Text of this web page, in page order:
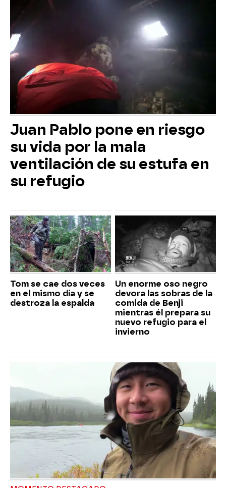
Juan Pablo pone en riesgo
su vida por la mala
ventilación de su estufa en
su refugio
Tom se cae dos veces
en el mismo día y se
destroza la espalda
Un enorme oso negro
devora las sobras de la
comida de Benji
mientras él prepara su
nuevo refugio para el
invierno